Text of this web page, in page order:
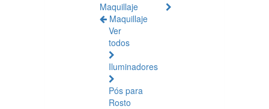
Maquillaje
Maquillaje
Ver
todos
Iluminadores
Pós para
Rosto